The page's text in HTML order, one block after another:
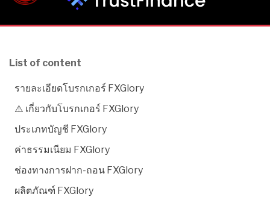
List of content
รายละเอียดโบรกเกอร์ FXGlory
⚠️ เกี่ยวกับโบรกเกอร์ FXGlory
ประเภทบัญชี FXGlory
ค่าธรรมเนียม FXGlory
ช่องทางการฝาก-ถอน FXGlory
ผลิตภัณฑ์ FXGlory